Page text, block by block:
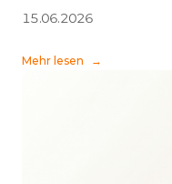
15.06.2026
Mehr lesen →